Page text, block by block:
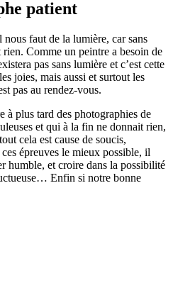
patient
faut de la lumière, car sans
Comme un peintre a besoin de
pas sans lumière et c’est cette
joies, mais aussi et surtout les
pas au rendez-vous.
à plus tard des photographies de
et qui à la fin ne donnait rien,
cela est cause de soucis,
épreuves le mieux possible, il
humble, et croire dans la possibilité
Enfin si notre bonne